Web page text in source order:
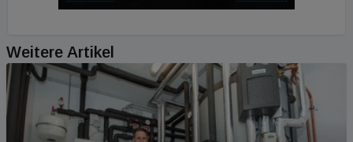
Weitere Artikel